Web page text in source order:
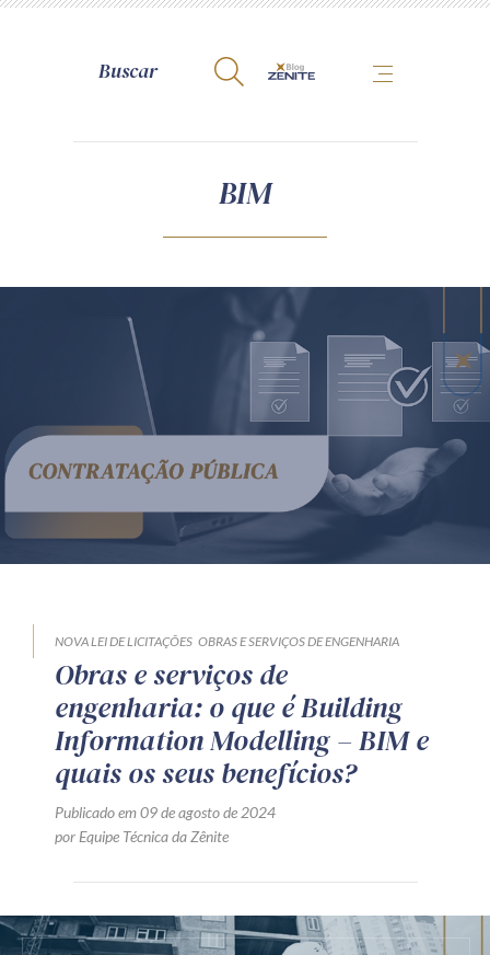
A Zênite
Como publicar conosco
Contato
Termos de uso
Política de Privacidade
Guia de Direitos dos Titulares de Dados
Encarregado (contato)
Produtos e serviços
Orientação por Escrito
Mentoria Zênite
Capacitação
Zênite Online
Eventos presenciais
Zênite in Company
Diferenciais
BIM
NOVA LEI DE LICITAÇÕES OBRAS E SERVIÇOS DE ENGENHARIA
Obras e serviços de
engenharia: o que é Building
Information Modelling – BIM e
quais os seus benefícios?
Publicado em 09 de agosto de 2024
por Equipe Técnica da Zênite